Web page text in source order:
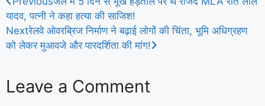
यादव, पत्नी ने कहा हत्या की साजिश!
Nextरेलवे ओवरब्रिज निर्माण ने बढ़ाई लोगों की चिंता, भूमि अधिग्रहण
को लेकर मुआवजे और पारदर्शिता की मांग!
Leave a Comment